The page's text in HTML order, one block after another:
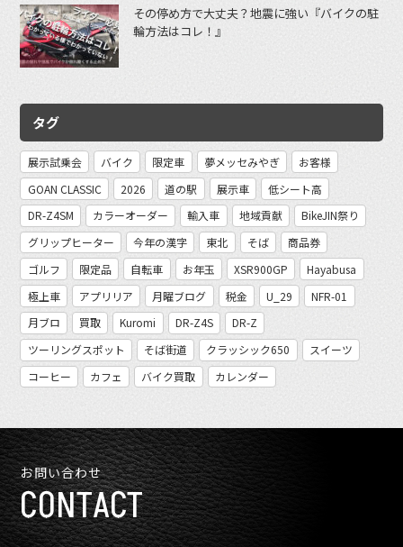
その停め方で大丈夫？地震に強い『バイクの駐
輪方法はコレ！』
タグ
展示試乗会 バイク 限定車 夢メッセみやぎ
お客様
GOAN CLASSIC
2026 道の駅 展示車
低シート高
DR-Z4SM
カラーオーダー 輸入車 地域貢献
BikeJIN祭り
グリップヒーター
今年の漢字 東北 そば
商品券
ゴルフ
限定品 自転車 お年玉 XSR900GP
Hayabusa
極上車
アプリリア 月曜ブログ 税金 U_29
NFR-01
月ブロ
買取 Kuromi DR-Z4S
DR-Z
ツーリングスポット
そば街道 クラッシック650
スイーツ
コーヒー
カフェ バイク買取 カレンダー
お問い合わせ
CONTACT